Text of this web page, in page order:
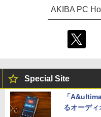
AKIBA PC
Special Site
「
るオーデ